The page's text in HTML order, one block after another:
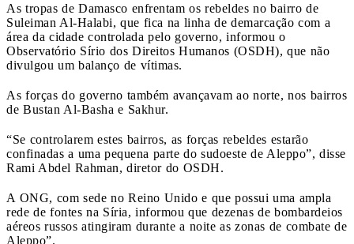
As tropas de Damasco enfrentam os rebeldes no bairro de
Suleiman Al-Halabi, que fica na linha de demarcação com a
área da cidade controlada pelo governo, informou o
Observatório Sírio dos Direitos Humanos (OSDH), que não
divulgou um balanço de vítimas.
As forças do governo também avançavam ao norte, nos bairros
de Bustan Al-Basha e Sakhur.
“Se controlarem estes bairros, as forças rebeldes estarão
confinadas a uma pequena parte do sudoeste de Aleppo”, disse
Rami Abdel Rahman, diretor do OSDH.
A ONG, com sede no Reino Unido e que possui uma ampla
rede de fontes na Síria, informou que dezenas de bombardeios
aéreos russos atingiram durante a noite as zonas de combate de
Aleppo”.